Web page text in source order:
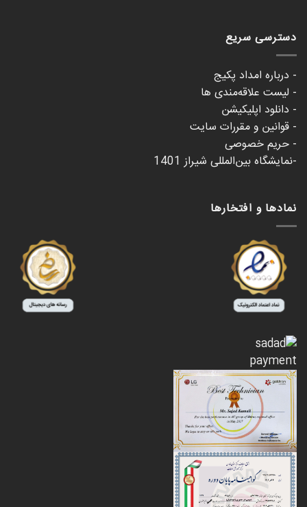
دسترسی سریع
- درباره امداد پکیج
- لیست علاقه‌مندی ها
- دانلود اپلیکیشن
- قوانین و مقررات سایت
- حریم خصوصی
-نمایشگاه بین‌المللی شیراز 1401
نمادها و افتخارها